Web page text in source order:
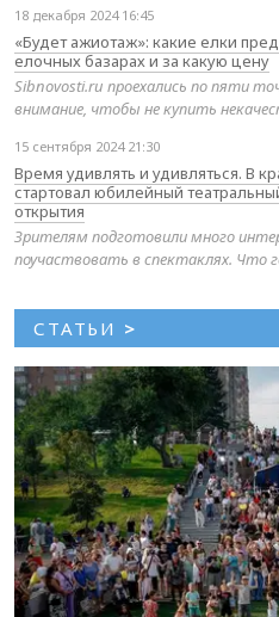
18 декабря 2024 16:45
«Будет ажиотаж»: какие елки
елочных базарах и за какую цену
Sibnovosti.ru проехались по пяти
внимание, чтобы не купить
15 сентября 2024 21:30
Время удивлять и удивляться. В
стартовал юбилейный
открытия
Зрителям подготовили много
поучаствовать в спектаклях.
СТАТЬИ >